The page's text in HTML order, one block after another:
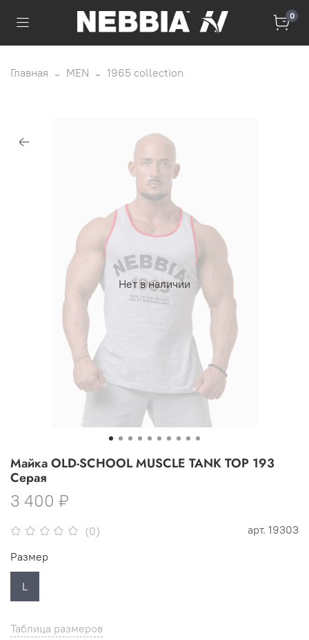
0
Главная MEN 1965 collection
Нет в наличии
(0) арт. 19303
Майка OLD-SCHOOL MUSCLE TANK TOP 193
Серая
3 400 ₽
Таблица размеров
Размер
L